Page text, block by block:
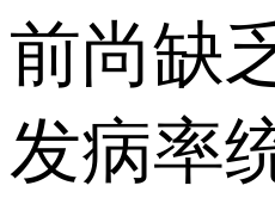
前尚缺
发病率